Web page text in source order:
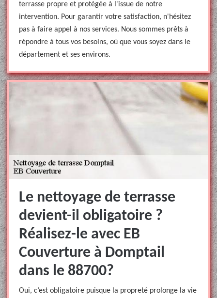
terrasse propre et protégée à l'issue de notre
intervention. Pour garantir votre satisfaction, n'hésitez
pas à faire appel à nos services. Nous sommes prêts à
répondre à tous vos besoins, où que vous soyez dans le
département et ses environs.
Le nettoyage de terrasse
devient-il obligatoire ?
Réalisez-le avec EB
Couverture à Domptail
dans le 88700?
Oui, c’est obligatoire puisque la propreté prolonge la vie